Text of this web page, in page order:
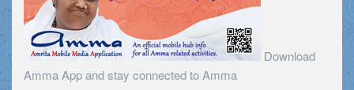
Download
Amma App and stay connected to Amma